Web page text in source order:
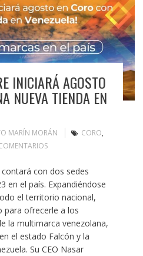
INICIARÁ AGOSTO
NUEVA TIENDA EN
MARÍN MORÁN CORO,
con dos sedes
en el país. Expandiéndose
el territorio nacional,
para ofrecerle a los
la multimarca venezolana,
el estado Falcón y la
Su CEO Nasar